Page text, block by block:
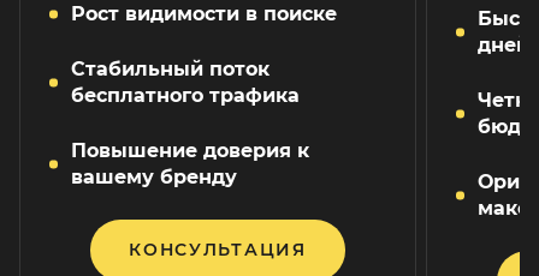
Рост видимости в поиске
Стабильный поток
бесплатного трафика
Повышение доверия к
вашему бренду
КОНСУЛЬТАЦИЯ
дней